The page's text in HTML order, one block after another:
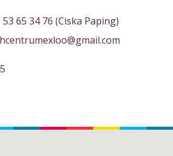
65 34 76 (Ciska Paping)